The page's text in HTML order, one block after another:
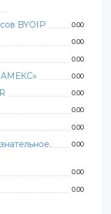
BYOIP 0.00
0.00
0.00
0.00
0.00
0.00
0.00
0.00
0.00
0.00